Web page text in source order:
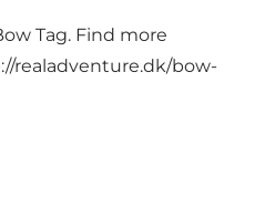
Tag. Find more
realadventure.dk/bow-